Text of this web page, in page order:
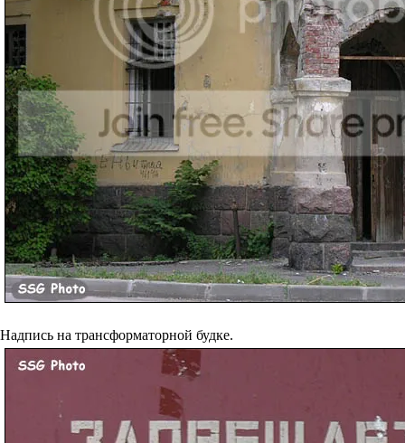
Надпись на трансформаторной будке.